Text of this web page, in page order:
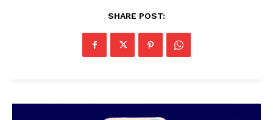
SHARE POST: